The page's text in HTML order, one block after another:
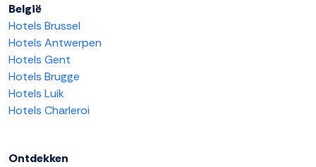
België
Hotels Brussel
Hotels Antwerpen
Hotels Gent
Hotels Brugge
Hotels Luik
Hotels Charleroi
Ontdekken